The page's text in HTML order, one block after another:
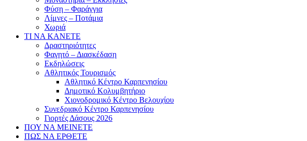
Φύση – Φαράγγια
Λίμνες – Ποτάμια
Χωριά
ΤΙ ΝΑ ΚΑΝΕΤΕ
Δραστηριότητες
Φαγητό – Διασκέδαση
Εκδηλώσεις
Αθλητικός Τουρισμός
Αθλητικό Κέντρο Καρπενησίου
Δημοτικό Κολυμβητήριο
Χιονοδρομικό Κέντρο Βελουχίου
Συνεδριακό Κέντρο Καρπενησίου
Γιορτές Δάσους 2026
ΠΟΥ ΝΑ ΜΕΙΝΕΤΕ
ΠΩΣ ΝΑ ΕΡΘΕΤΕ